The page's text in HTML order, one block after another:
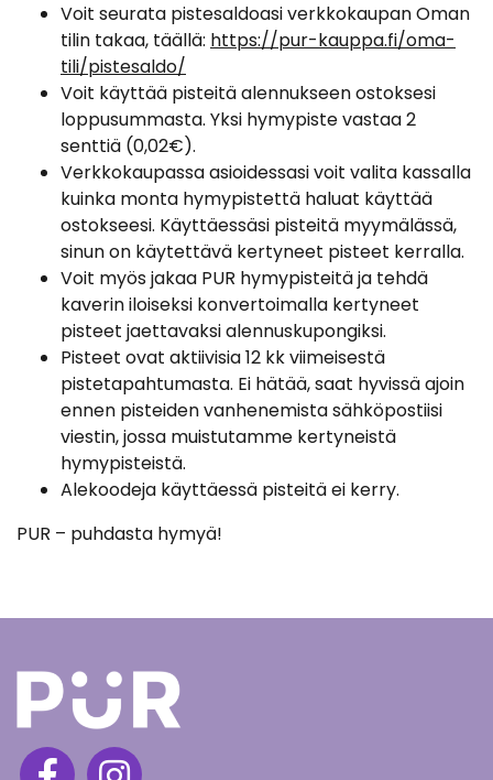
Voit seurata pistesaldoasi verkkokaupan Oman
tilin takaa, täällä: https://pur-kauppa.fi/oma-
tili/pistesaldo/
Voit käyttää pisteitä alennukseen ostoksesi
loppusummasta. Yksi hymypiste vastaa 2
senttiä (0,02€).
Verkkokaupassa asioidessasi voit valita kassalla
kuinka monta hymypistettä haluat käyttää
ostokseesi. Käyttäessäsi pisteitä myymälässä,
sinun on käytettävä kertyneet pisteet kerralla.
Voit myös jakaa PUR hymypisteitä ja tehdä
kaverin iloiseksi konvertoimalla kertyneet
pisteet jaettavaksi alennuskupongiksi.
Pisteet ovat aktiivisia 12 kk viimeisestä
pistetapahtumasta. Ei hätää, saat hyvissä ajoin
ennen pisteiden vanhenemista sähköpostiisi
viestin, jossa muistutamme kertyneistä
hymypisteistä.
Alekoodeja käyttäessä pisteitä ei kerry.
PUR – puhdasta hymyä!